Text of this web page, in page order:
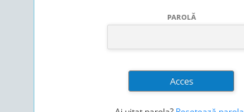
PAROLĂ